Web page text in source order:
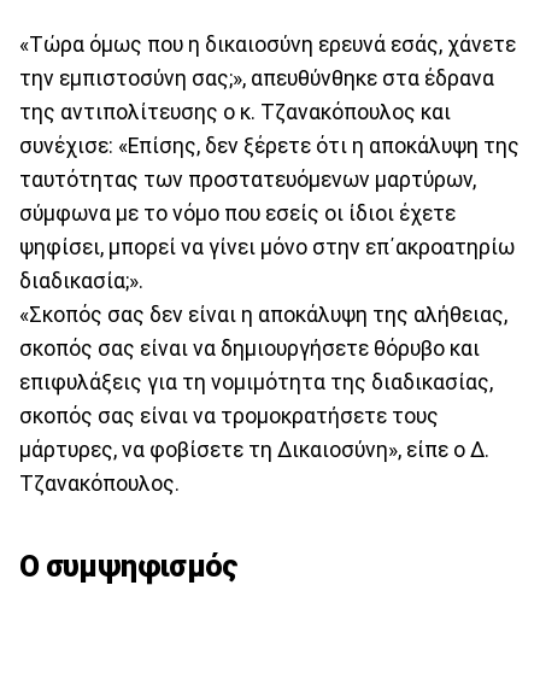
«Τώρα όμως που η δικαιοσύνη ερευνά εσάς, χάνετε
την εμπιστοσύνη σας;», απευθύνθηκε στα έδρανα
της αντιπολίτευσης ο κ. Τζανακόπουλος και
συνέχισε: «Επίσης, δεν ξέρετε ότι η αποκάλυψη της
ταυτότητας των προστατευόμενων μαρτύρων,
σύμφωνα με το νόμο που εσείς οι ίδιοι έχετε
ψηφίσει, μπορεί να γίνει μόνο στην επ΄ακροατηρίω
διαδικασία;».
«Σκοπός σας δεν είναι η αποκάλυψη της αλήθειας,
σκοπός σας είναι να δημιουργήσετε θόρυβο και
επιφυλάξεις για τη νομιμότητα της διαδικασίας,
σκοπός σας είναι να τρομοκρατήσετε τους
μάρτυρες, να φοβίσετε τη Δικαιοσύνη», είπε ο Δ.
Τζανακόπουλος.
Ο συμψηφισμός